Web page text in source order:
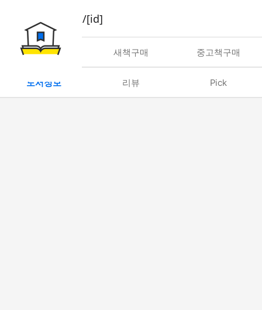
book/rent/[id]
대여 새책구매 중고책구매
도서정보 리뷰 Pick